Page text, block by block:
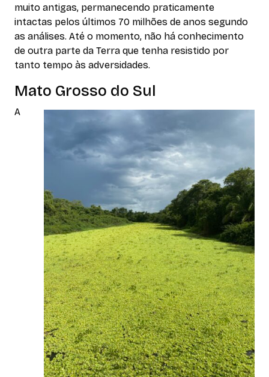
muito antigas, permanecendo praticamente
intactas pelos últimos 70 milhões de anos segundo
as análises. Até o momento, não há conhecimento
de outra parte da Terra que tenha resistido por
tanto tempo às adversidades.
Mato Grosso do Sul
A